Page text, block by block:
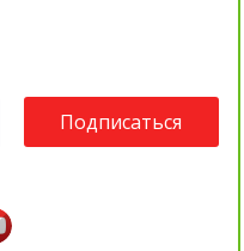
Подписаться